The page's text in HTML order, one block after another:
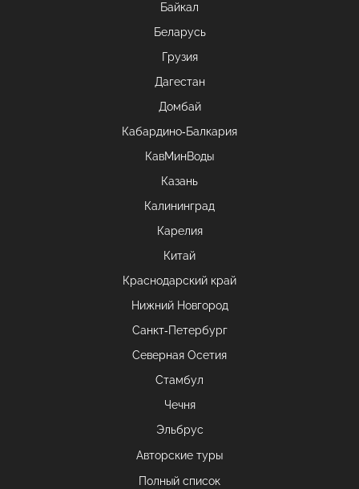
Байкал
Беларусь
Грузия
Дагестан
Домбай
Кабардино-Балкария
КавМинВоды
Казань
Калининград
Карелия
Китай
Краснодарский край
Нижний Новгород
Санкт-Петербург
Северная Осетия
Стамбул
Чечня
Эльбрус
Авторские туры
Полный список